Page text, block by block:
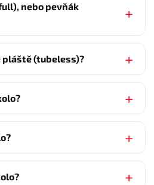
nebo pevňák
pláště (tubeless)?